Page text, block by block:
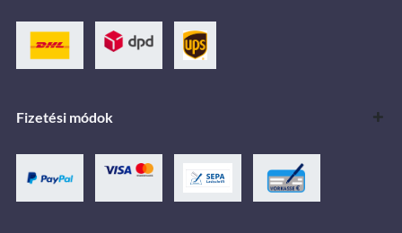
Fizetési módok